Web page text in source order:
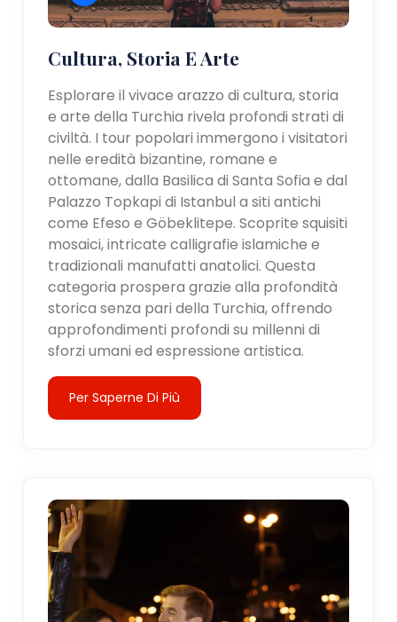
Cultura, Storia E Arte
Esplorare il vivace arazzo di cultura, storia
e arte della Turchia rivela profondi strati di
civiltà. I tour popolari immergono i visitatori
nelle eredità bizantine, romane e
ottomane, dalla Basilica di Santa Sofia e dal
Palazzo Topkapi di Istanbul a siti antichi
come Efeso e Göbeklitepe. Scoprite squisiti
mosaici, intricate calligrafie islamiche e
tradizionali manufatti anatolici. Questa
categoria prospera grazie alla profondità
storica senza pari della Turchia, offrendo
approfondimenti profondi su millenni di
sforzi umani ed espressione artistica.
Per Saperne Di Più